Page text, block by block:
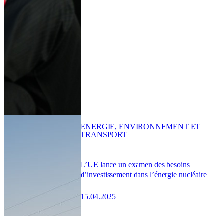
L’UE lance un examen des besoins
d’investissement dans l’énergie nucléaire
15.04.2025
ENERGIE, ENVIRONNEMENT ET
TRANSPORT